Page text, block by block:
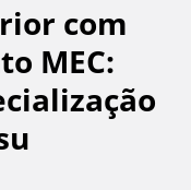
com
MEC: